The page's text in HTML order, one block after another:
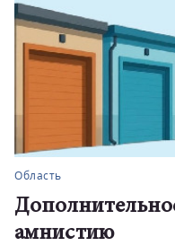
Область
амнистию